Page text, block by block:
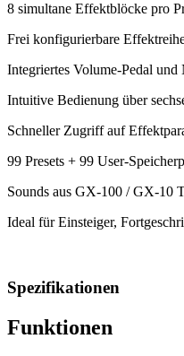
8 simultane Effektblöcke pro
Frei konfigurierbare
Integriertes Volume-Pedal und
Intuitive Bedienung über
Schneller Zugriff auf
99 Presets + 99 User-
Sounds aus GX-100 / GX-10
Ideal für Einsteiger,
Spezifikationen
Funktionen